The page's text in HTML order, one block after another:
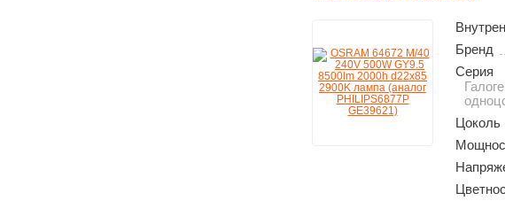
Бренд
Серия
Цоколь